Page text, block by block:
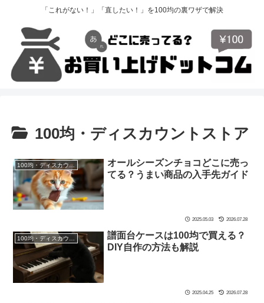
「これがない！」「直したい！」を100均の裏ワザで解決
100均・ディスカウントストア
100均・ディスカウントストア
オールシーズンチョコどこに売っ
てる？うまい商品の入手先ガイド
2025.05.03 2026.07.28
譜面台ケースは100均で買える？
DIY自作の方法も解説
2025.04.25 2026.07.28